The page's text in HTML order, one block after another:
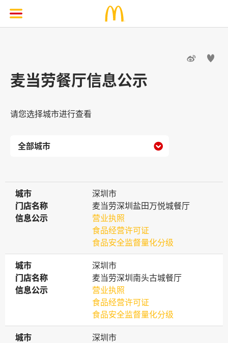
 
麦当劳餐厅信息公示
请您选择城市进行查看

城市
城市
深圳市
门店名称
门店名称
麦当劳深圳盐田万悦城餐厅
信息公示
信息公示
营业执照
食品经营许可证
食品安全监督量化分级
城市
城市
深圳市
门店名称
门店名称
麦当劳深圳南头古城餐厅
信息公示
信息公示
营业执照
食品经营许可证
食品安全监督量化分级
城市
城市
深圳市